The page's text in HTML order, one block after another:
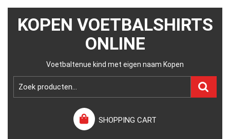
KOPEN VOETBALSHIRTS
ONLINE
Voetbaltenue kind met eigen naam Kopen
SHOPPING CART